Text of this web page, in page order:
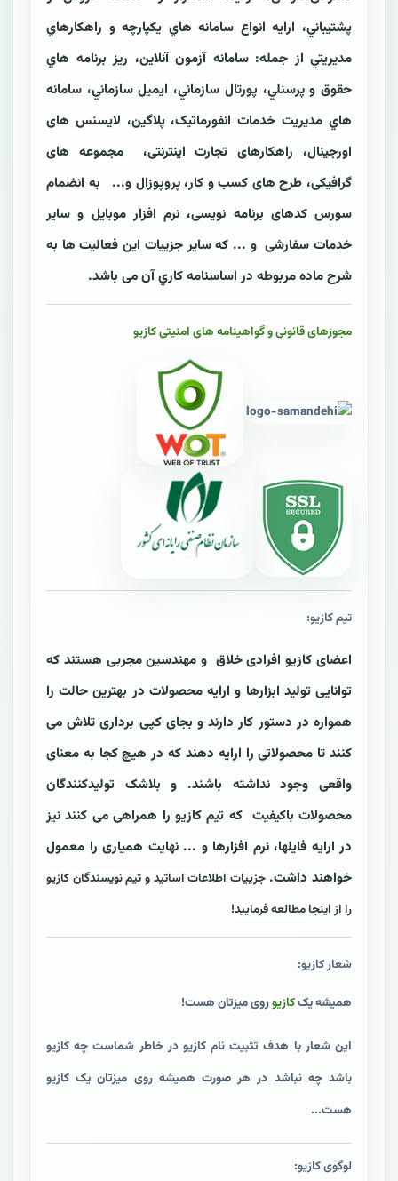
پشتيباني، ارايه انواع سامانه هاي يکپارچه و راهکارهاي
مديريتي از جمله: سامانه آزمون آنلاين، ريز برنامه هاي
حقوق و پرسنلي، پورتال سازماني، ايميل سازماني، سامانه
هاي مديريت خدمات انفورماتيک، پلاگین، لایسنس های
اورجینال، راهکارهای تجارت اینترنتی، مجموعه های
گرافیکی، طرح های کسب و کار، پروپوزال و... به انضمام
سورس کدهای برنامه نویسی، نرم افزار موبايل و سایر
خدمات سفارشی و ... که ساير جزييات اين فعاليت ها به
شرح ماده مربوطه در اساسنامه کاري آن می باشد.
مجوزهای قانونی و گواهینامه های امنیتی کازیو
تیم کازیو:
اعضای کازیو افرادی خلاق و مهندسین مجربی هستند که
توانایی تولید ابزارها و ارایه محصولات در بهترین حالت را
همواره در دستور کار دارند و بجای کپی برداری تلاش می
کنند تا محصولاتی را ارایه دهند که در هیچ کجا به معنای
واقعی وجود نداشته باشند. و بلاشک تولیدکنندگان
محصولات باکیفیت که تیم کازیو را همراهی می کنند نیز
در ارایه فایلها، نرم افزارها و ... نهایت همیاری را معمول
خواهند داشت.جزییات اطلاعات اساتید و تیم نویسندگان کازیو
را از اینجا مطالعه فرمایید!
شعار کازیو:
همیشه یککازیوروی میزتان هست!
این شعار با هدف تثبیت نام کازیو در خاطر شماست چه کازیو
باشد چه نباشد در هر صورت همیشه روی میزتان یک کازیو
هست...
لوگوی کازیو: